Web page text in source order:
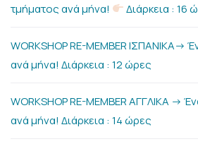
τμήματος ανά μήνα!
Διάρκεια : 16
WORKSHOP RE-MEMBER ΙΣΠΑΝΙΚΑ->
ανά μήνα! Διάρκεια : 12 ώρες
WORKSHOP RE-MEMBER ΑΓΓΛΙΚΑ ->
ανά μήνα! Διάρκεια : 14 ώρες